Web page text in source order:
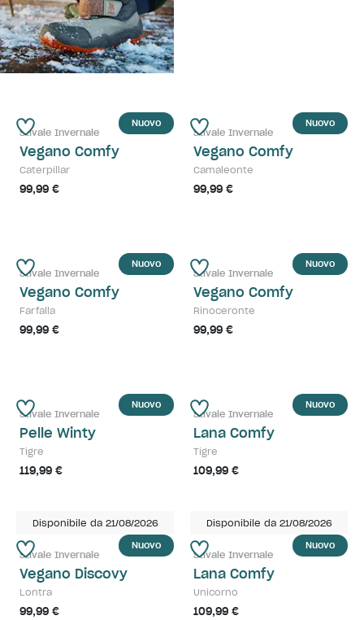
Nuovo
Stivale Invernale
Vegano Comfy
Caterpillar
99,99 €
Nuovo
Stivale Invernale
Vegano Comfy
Camaleonte
99,99 €
Nuovo
Stivale Invernale
Vegano Comfy
Farfalla
99,99 €
Nuovo
Stivale Invernale
Vegano Comfy
Rinoceronte
99,99 €
Nuovo
Stivale Invernale
Pelle Winty
Tigre
119,99 €
Nuovo
Stivale Invernale
Lana Comfy
Tigre
109,99 €
Disponibile da 21/08/2026
Nuovo
Stivale Invernale
Vegano Discovy
Lontra
99,99 €
Disponibile da 21/08/2026
Nuovo
Stivale Invernale
Lana Comfy
Unicorno
109,99 €